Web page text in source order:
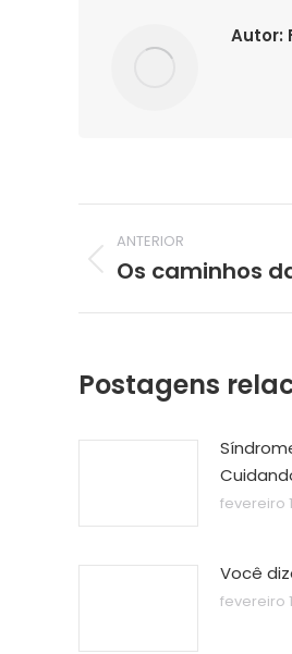
Autor:
Navegação
de
post:
ANTERIOR
Post
Os caminhos
Postagens
fevereiro
Você
fevereiro